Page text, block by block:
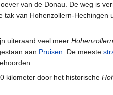
van de Donau. De weg is
tak van Hohenzollern-Hechingen
uiteraard veel meer
aan Pruisen. De meeste
kilometer door het historische